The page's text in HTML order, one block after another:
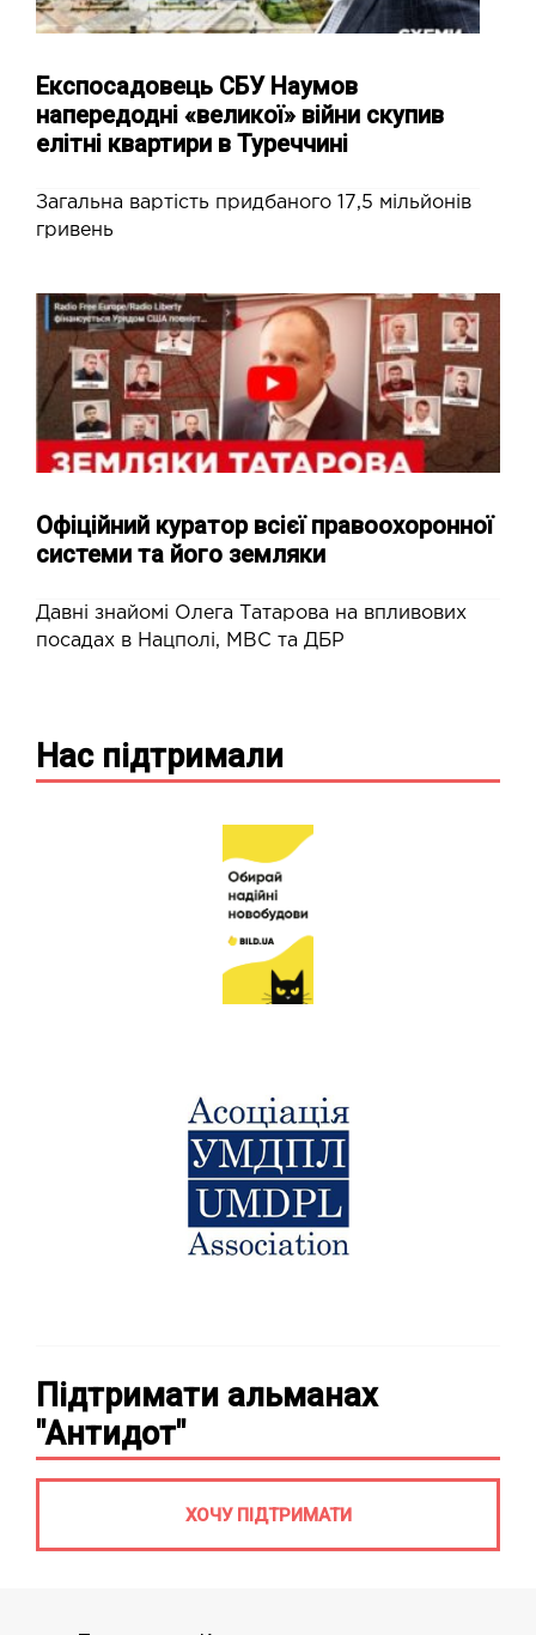
Експосадовець СБУ Наумов
напередодні «великої» війни скупив
елітні квартири в Туреччині
Загальна вартість придбаного 17,5 мільйонів
гривень
Офіційний куратор всієї правоохоронної
системи та його земляки
Давні знайомі Олега Татарова на впливових
посадах в Нацполі, МВС та ДБР
Нас підтримали
Підтримати альманах
"Антидот"
ХОЧУ ПІДТРИМАТИ